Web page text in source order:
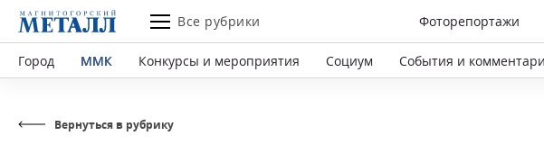
Все рубрики Фоторепортажи
Город ММК Конкурсы и мероприятия Социум События и
Вернуться в рубрику